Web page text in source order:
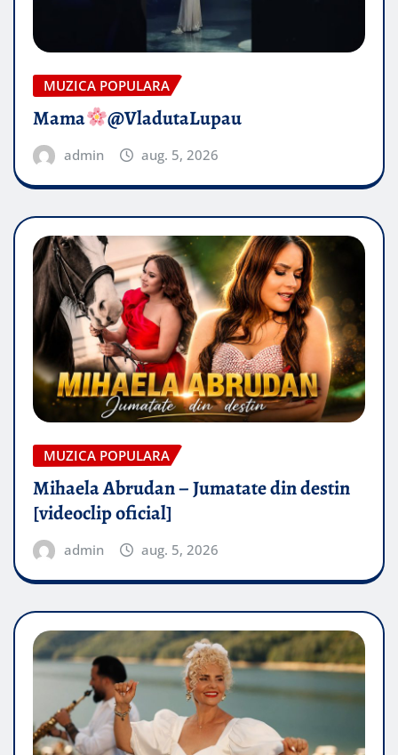
MUZICA POPULARA
Mama @VladutaLupau
admin aug. 5, 2026
MUZICA POPULARA
Mihaela Abrudan – Jumatate din destin
[videoclip oficial]
admin aug. 5, 2026